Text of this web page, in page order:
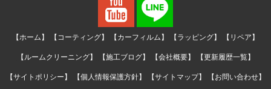
【ホーム】 【コーティング】 【カーフィルム】 【ラッピング】 【リペア】
【ルームクリーニング】 【施工ブログ】 【会社概要】 【更新履歴一覧】
【サイトポリシー】 【個人情報保護方針】 【サイトマップ】
【お問い合わせ】